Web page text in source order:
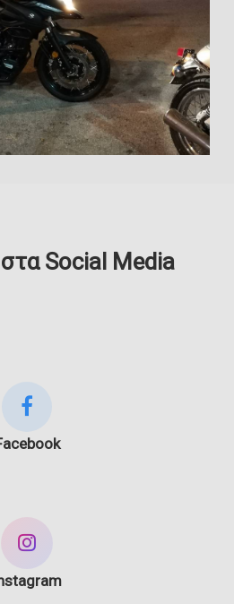
Social Media